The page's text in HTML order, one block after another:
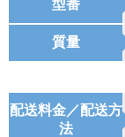
型番
質量
配送料金／配送方
法